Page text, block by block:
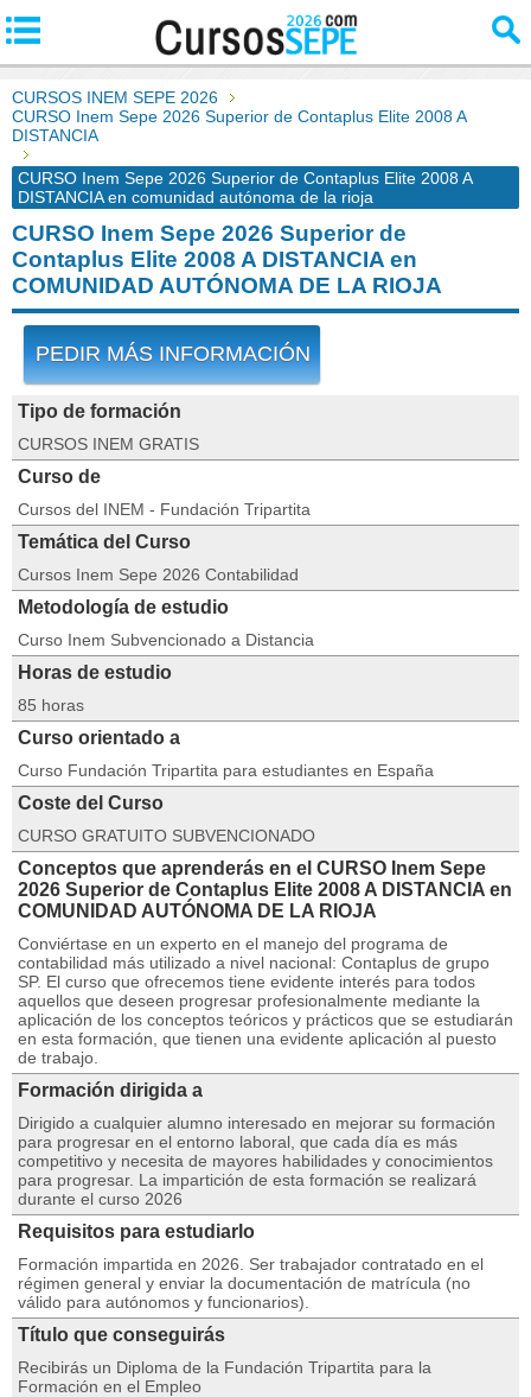
CURSOS INEM SEPE 2026
CURSO Inem Sepe 2026 Superior de Contaplus Elite 2008 A
DISTANCIA
CURSO Inem Sepe 2026 Superior de Contaplus Elite 2008 A
DISTANCIA en comunidad autónoma de la rioja
CURSO Inem Sepe 2026 Superior de
Contaplus Elite 2008 A DISTANCIA en
COMUNIDAD AUTÓNOMA DE LA RIOJA
PEDIR MÁS INFORMACIÓN
Tipo de formación
CURSOS INEM GRATIS
Curso de
Cursos del INEM - Fundación Tripartita
Temática del Curso
Cursos Inem Sepe 2026 Contabilidad
Metodología de estudio
Curso Inem Subvencionado a Distancia
Horas de estudio
85 horas
Curso orientado a
Curso Fundación Tripartita para estudiantes en España
Coste del Curso
CURSO GRATUITO SUBVENCIONADO
Conceptos que aprenderás en el CURSO Inem Sepe
2026 Superior de Contaplus Elite 2008 A DISTANCIA en
COMUNIDAD AUTÓNOMA DE LA RIOJA
Conviértase en un experto en el manejo del programa de
contabilidad más utilizado a nivel nacional: Contaplus de grupo
SP. El curso que ofrecemos tiene evidente interés para todos
aquellos que deseen progresar profesionalmente mediante la
aplicación de los conceptos teóricos y prácticos que se estudiarán
en esta formación, que tienen una evidente aplicación al puesto
de trabajo.
Formación dirigida a
Dirigido a cualquier alumno interesado en mejorar su formación
para progresar en el entorno laboral, que cada día es más
competitivo y necesita de mayores habilidades y conocimientos
para progresar. La impartición de esta formación se realizará
durante el curso 2026
Requisitos para estudiarlo
Formación impartida en 2026. Ser trabajador contratado en el
régimen general y enviar la documentación de matrícula (no
válido para autónomos y funcionarios).
Título que conseguirás
Recibirás un Diploma de la Fundación Tripartita para la
Formación en el Empleo